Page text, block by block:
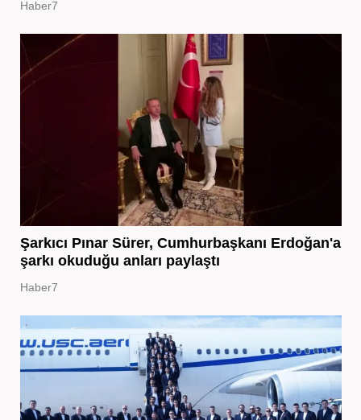
Haber7
Şarkıcı Pınar Sürer, Cumhurbaşkanı Erdoğan'a
şarkı okuduğu anları paylaştı
Haber7